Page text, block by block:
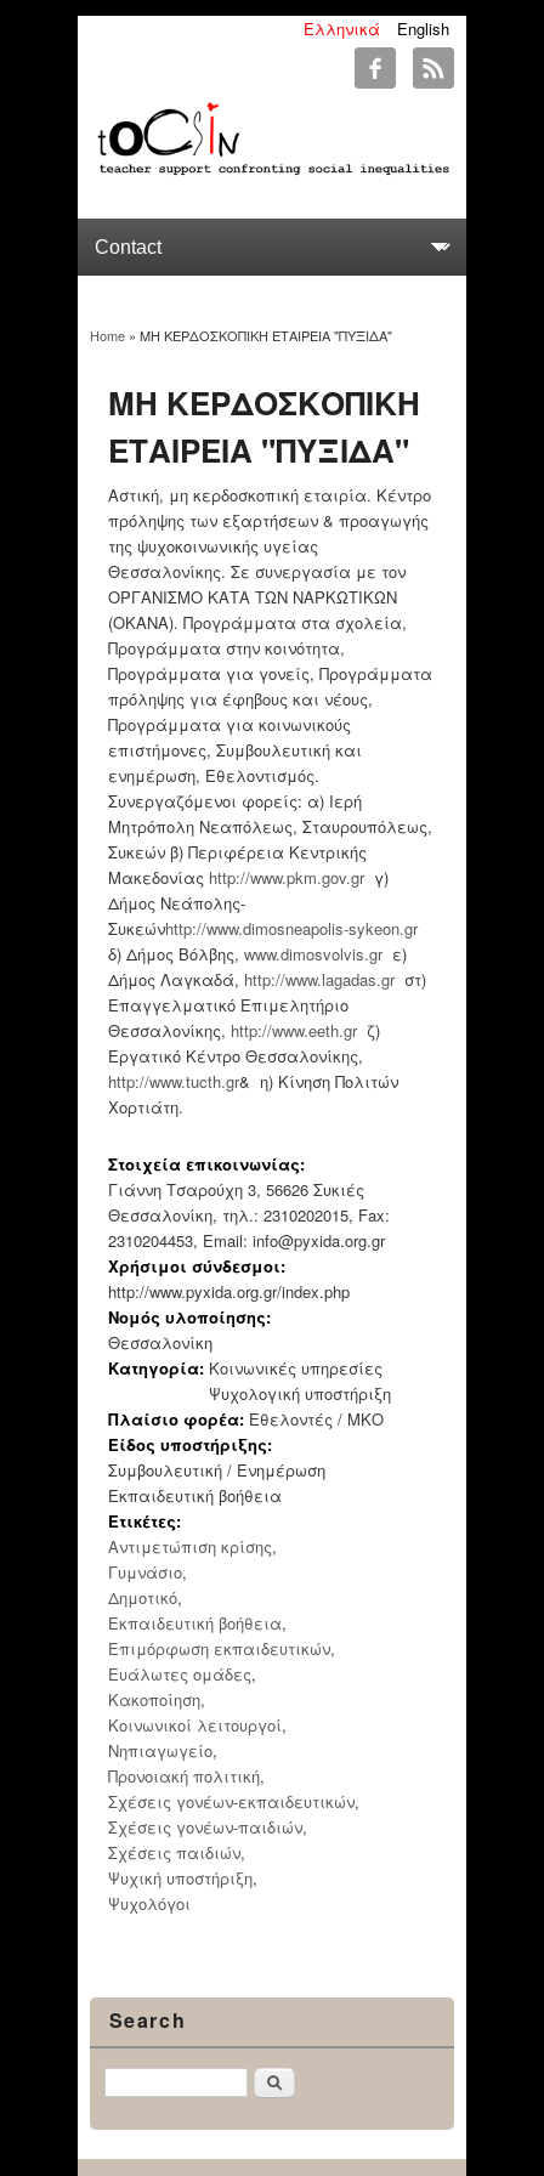
English
Ελληνικά
You are here
Home» ΜΗ ΚΕΡΔΟΣΚΟΠΙΚΗ ΕΤΑΙΡΕΙΑ "ΠΥΞΙΔΑ"
ΜΗ ΚΕΡΔΟΣΚΟΠΙΚΗ
ΕΤΑΙΡΕΙΑ "ΠΥΞΙΔΑ"
Αστική, μη κερδοσκοπική εταιρία. Κέντρο
πρόληψης των εξαρτήσεων & προαγωγής
της ψυχοκοινωνικής υγείας
Θεσσαλονίκης. Σε συνεργασία με τον
ΟΡΓΑΝΙΣΜΟ ΚΑΤΑ ΤΩΝ ΝΑΡΚΩΤΙΚΩΝ
(ΟΚΑΝΑ). Προγράμματα στα σχολεία,
Προγράμματα στην κοινότητα,
Προγράμματα για γονείς, Προγράμματα
πρόληψης για έφηβους και νέους,
Προγράμματα για κοινωνικούς
επιστήμονες, Συμβουλευτική και
ενημέρωση, Εθελοντισμός.
Συνεργαζόμενοι φορείς: α) Ιερή
Μητρόπολη Νεαπόλεως, Σταυρουπόλεως,
Συκεών β) Περιφέρεια Κεντρικής
Μακεδονίας http://www.pkm.gov.grγ)
Δήμος Νεάπολης-
Συκεώνhttp://www.dimosneapolis-sykeon.gr
δ) Δήμος Βόλβης, www.dimosvolvis.grε)
Δήμος Λαγκαδά, http://www.lagadas.grστ)
Επαγγελματικό Επιμελητήριο
Θεσσαλονίκης, http://www.eeth.grζ)
Εργατικό Κέντρο Θεσσαλονίκης,
http://www.tucth.gr& η) Κίνηση Πολιτών
Χορτιάτη.
Στοιχεία επικοινωνίας:
Γιάννη Τσαρούχη 3, 56626 Συκιές
Θεσσαλονίκη, τηλ.: 2310202015, Fax:
2310204453, Email: info@pyxida.org.gr
Χρήσιμοι σύνδεσμοι:
http://www.pyxida.org.gr/index.php
Νομός υλοποίησης:
Θεσσαλονίκη
Κατηγορία: Κοινωνικές υπηρεσίες
Ψυχολογική υποστήριξη
Πλαίσιο φορέα: Εθελοντές / ΜΚΟ
Είδος υποστήριξης:
Συμβουλευτική / Ενημέρωση
Εκπαιδευτική βοήθεια
Ετικέτες:
Αντιμετώπιση κρίσης,
Γυμνάσιο,
Δημοτικό,
Εκπαιδευτική βοήθεια,
Επιμόρφωση εκπαιδευτικών,
Ευάλωτες ομάδες,
Κακοποίηση,
Κοινωνικοί λειτουργοί,
Νηπιαγωγείο,
Προνοιακή πολιτική,
Σχέσεις γονέων-εκπαιδευτικών,
Σχέσεις γονέων-παιδιών,
Σχέσεις παιδιών,
Ψυχική υποστήριξη,
Ψυχολόγοι
Search
Αναζήτηση